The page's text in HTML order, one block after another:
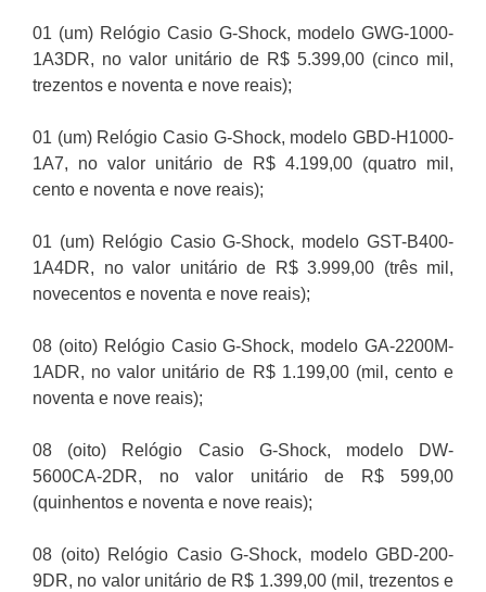
01 (um) Relógio Casio G-Shock, modelo GWG-1000-
1A3DR, no valor unitário de R$ 5.399,00 (cinco mil,
trezentos e noventa e nove reais);
01 (um) Relógio Casio G-Shock, modelo GBD-H1000-
1A7, no valor unitário de R$ 4.199,00 (quatro mil,
cento e noventa e nove reais);
01 (um) Relógio Casio G-Shock, modelo GST-B400-
1A4DR, no valor unitário de R$ 3.999,00 (três mil,
novecentos e noventa e nove reais);
08 (oito) Relógio Casio G-Shock, modelo GA-2200M-
1ADR, no valor unitário de R$ 1.199,00 (mil, cento e
noventa e nove reais);
08 (oito) Relógio Casio G-Shock, modelo DW-
5600CA-2DR, no valor unitário de R$ 599,00
(quinhentos e noventa e nove reais);
08 (oito) Relógio Casio G-Shock, modelo GBD-200-
9DR, no valor unitário de R$ 1.399,00 (mil, trezentos e